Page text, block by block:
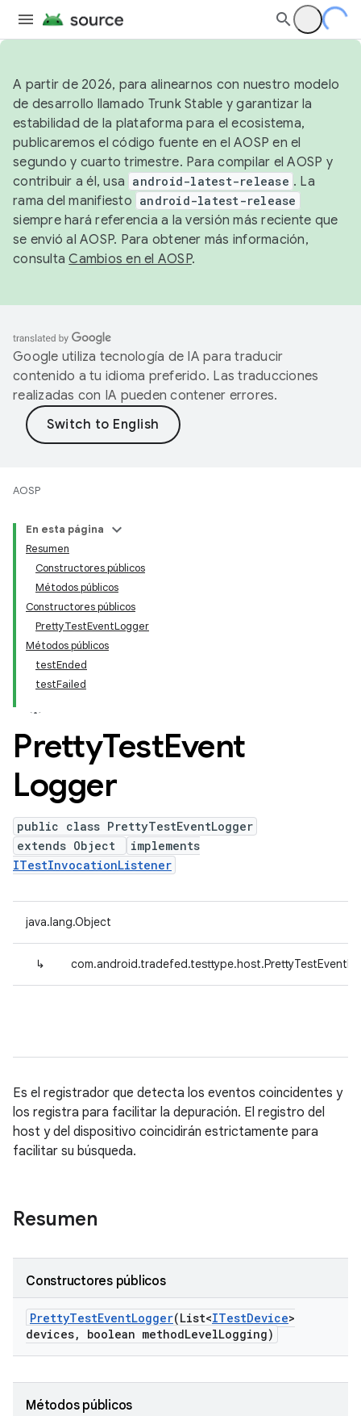
A partir de 2026, para alinearnos con nuestro modelo
de desarrollo llamado Trunk Stable y garantizar la
estabilidad de la plataforma para el ecosistema,
publicaremos el código fuente en el AOSP en el
segundo y cuarto trimestre. Para compilar el AOSP y
contribuir a él, usa android-latest-release . La
rama del manifiesto android-latest-release
siempre hará referencia a la versión más reciente que
se envió al AOSP. Para obtener más información,
consultaCambios en el AOSP.
Google utiliza tecnología de IA para traducir
contenido a tu idioma preferido. Las traducciones
realizadas con IA pueden contener errores.
AOSP
En esta página
Resumen
Constructores públicos
Métodos públicos
Constructores públicos
PrettyTestEventLogger
Métodos públicos
testEnded
testFailed
PrettyTestEvent
Logger
public class PrettyTestEventLogger
extends Object
implements
ITestInvocationListener
java.lang.Object
↳
Es el registrador que detecta los eventos coincidentes y
los registra para facilitar la depuración. El registro del
host y del dispositivo coincidirán estrictamente para
facilitar su búsqueda.
Resumen
Constructores públicos
PrettyTestEventLogger(List<ITestDevice>
devices, boolean methodLevelLogging)
Métodos públicos